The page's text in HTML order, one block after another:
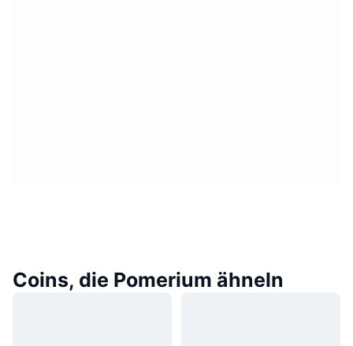
Coins, die Pomerium ähneln